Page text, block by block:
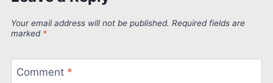
Your email address will not be published. Required fields are
marked *
Comment *